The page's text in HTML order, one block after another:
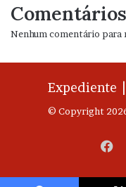
Comentários
Nenhum comentário para
Expediente |
© Copyright